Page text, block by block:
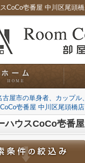
古屋市の単身者、カップ
壱番屋 中川区尾頭橋店
ハウスCoCo壱番